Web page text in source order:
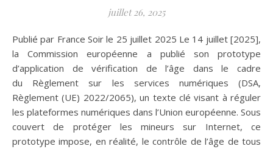
juillet 26, 2025
Publié par France Soir le 25 juillet 2025 Le 14 juillet [2025],
la Commission européenne a publié son prototype
d’application de vérification de l’âge dans le cadre
du Règlement sur les services numériques (DSA,
Règlement (UE) 2022/2065), un texte clé visant à réguler
les plateformes numériques dans l’Union européenne. Sous
couvert de protéger les mineurs sur Internet, ce
prototype impose, en réalité, le contrôle de l’âge de tous